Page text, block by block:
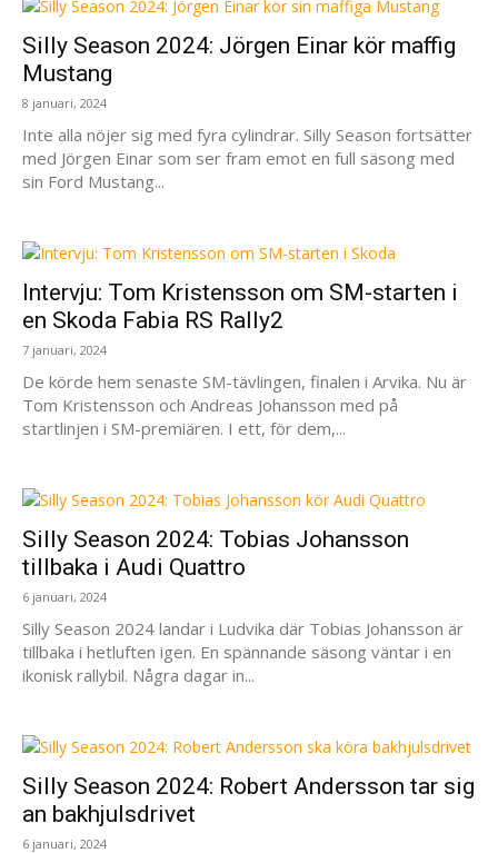
Silly Season 2024: Jörgen Einar kör maffig
Mustang
8 januari, 2024
Inte alla nöjer sig med fyra cylindrar. Silly Season fortsätter
med Jörgen Einar som ser fram emot en full säsong med
sin Ford Mustang...
Intervju: Tom Kristensson om SM-starten i
en Skoda Fabia RS Rally2
7 januari, 2024
De körde hem senaste SM-tävlingen, finalen i Arvika. Nu är
Tom Kristensson och Andreas Johansson med på
startlinjen i SM-premiären. I ett, för dem,...
Silly Season 2024: Tobias Johansson
tillbaka i Audi Quattro
6 januari, 2024
Silly Season 2024 landar i Ludvika där Tobias Johansson är
tillbaka i hetluften igen. En spännande säsong väntar i en
ikonisk rallybil. Några dagar in...
Silly Season 2024: Robert Andersson tar sig
an bakhjulsdrivet
6 januari, 2024